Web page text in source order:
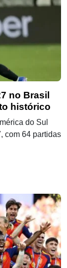
no Brasil
histórico
do Sul
com 64 partidas